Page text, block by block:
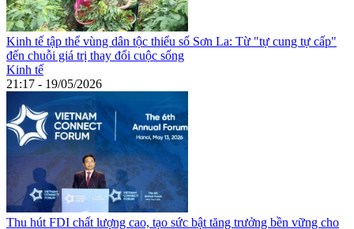
Kinh tế tập thể vùng dân tộc thiểu số Sơn La: Từ "tự cung tự cấp"
đến chuỗi giá trị thay đổi cuộc sống
Kinh tế
21:17 - 19/05/2026
Thu hút FDI chất lượng cao, tạo sức bật tăng trưởng bền vững cho